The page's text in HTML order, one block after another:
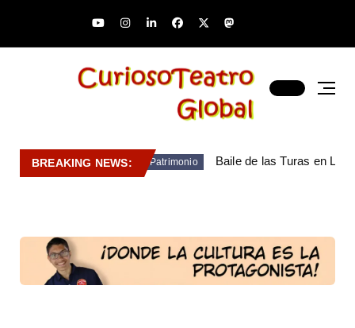
BREAKING NEWS: Patrimonio Baile de las Turas en